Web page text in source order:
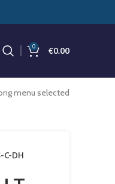
0 €0.00
menu selected
C-DH